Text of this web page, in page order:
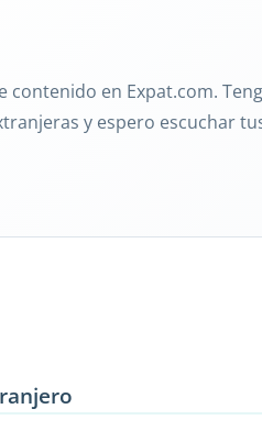
contenido en Expat.com.
y espero escuchar